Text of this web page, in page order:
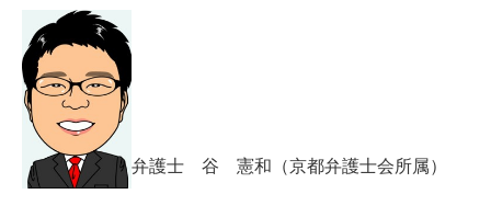
弁護士 谷 憲和（京都弁護士会所属）